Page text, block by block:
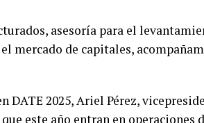
asesoría para el
mercado de capitales,
DATE 2025, Ariel Pérez,
este año entran en operaciones